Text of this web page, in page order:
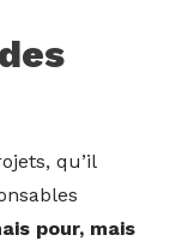
qu’il
pour, mais